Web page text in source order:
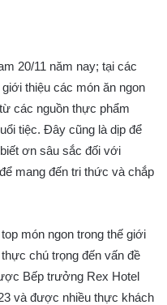
20/11 năm nay; tại các
thiệu các món ăn ngon
các nguồn thực phẩm
tiệc. Đây cũng là dịp để
ơn sâu sắc đối với
mang đến tri thức và chắp
món ngon trong thế giới
chú trọng đến vấn đề
Bếp trưởng Rex Hotel
và được nhiều thực khách